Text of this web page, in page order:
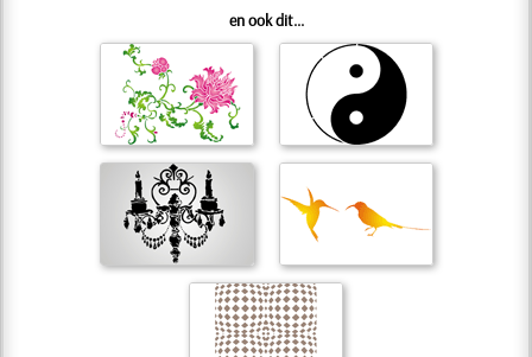
en ook dit...